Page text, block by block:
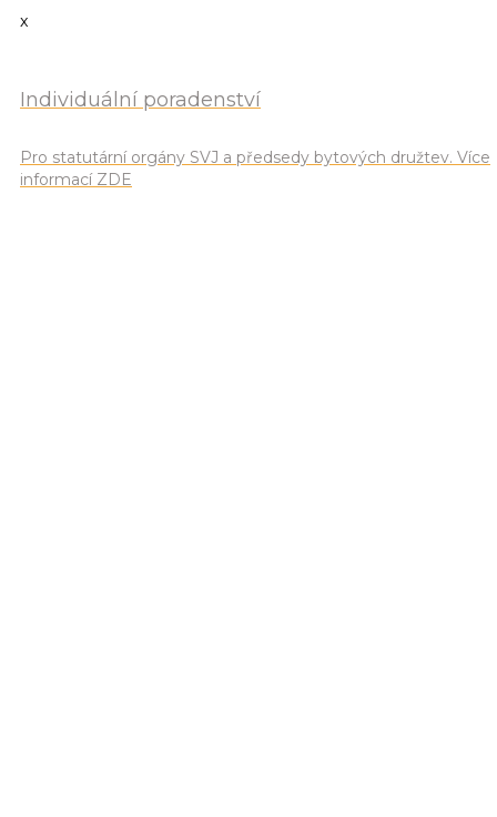
x
Individuální poradenství
Pro statutární orgány SVJ a předsedy bytových družtev. Více
informací ZDE